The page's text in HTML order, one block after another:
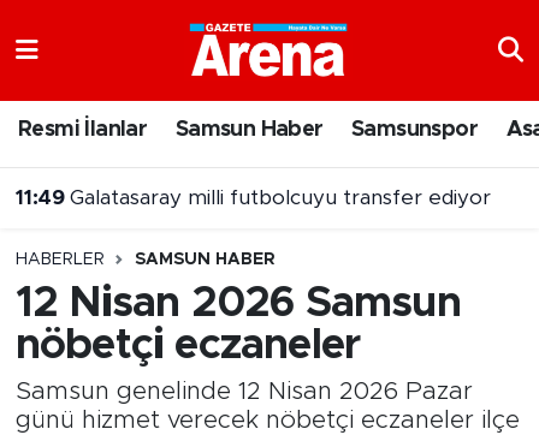
Resmi İlanlar Samsun Haber Samsunspor
11:49 Galatasaray milli futbolcuyu transfer ediyor
11:31 Yolcu otobüsü kamyonete çarptı! Ölü ve yaralılar var
HABERLER SAMSUN HABER
12 Nisan 2026 Samsun
nöbetçi eczaneler
Samsun genelinde 12 Nisan 2026 Pazar
günü hizmet verecek nöbetçi eczaneler ilçe
Samsun Namaz Vakitleri
Süper Lig Puan Durumu ve Fikstür
Tüm Manşetler